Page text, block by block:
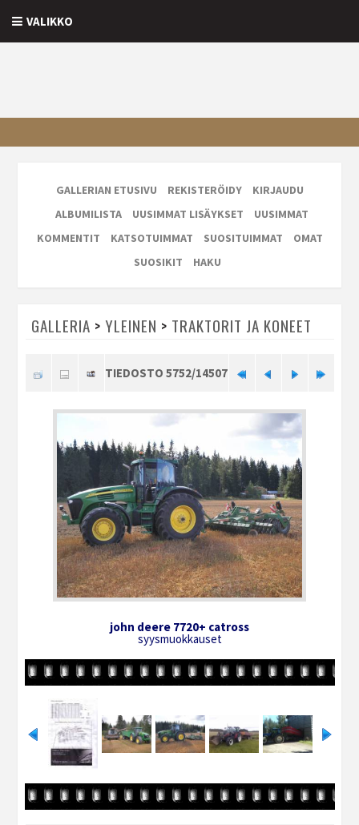
VALIKKO
GALLERIAN ETUSIVU REKISTERÖIDY
KIRJAUDU
ALBUMILISTA
UUSIMMAT LISÄYKSET
UUSIMMAT
KOMMENTIT
KATSOTUIMMAT SUOSITUIMMAT
OMAT
SUOSIKIT
HAKU
GALLERIA > YLEINEN > TRAKTORIT JA KONEET
TIEDOSTO 5752/14507
john deere 7720+ catross
syysmuokkauset